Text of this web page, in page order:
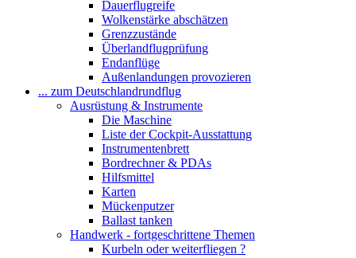
Dauerflugreife
Wolkenstärke abschätzen
Grenzzustände
Überlandflugprüfung
Endanflüge
Außenlandungen provozieren
... zum Deutschlandrundflug
Ausrüstung & Instrumente
Die Maschine
Liste der Cockpit-Ausstattung
Instrumentenbrett
Bordrechner & PDAs
Hilfsmittel
Karten
Mückenputzer
Ballast tanken
Handwerk - fortgeschrittene Themen
Kurbeln oder weiterfliegen ?